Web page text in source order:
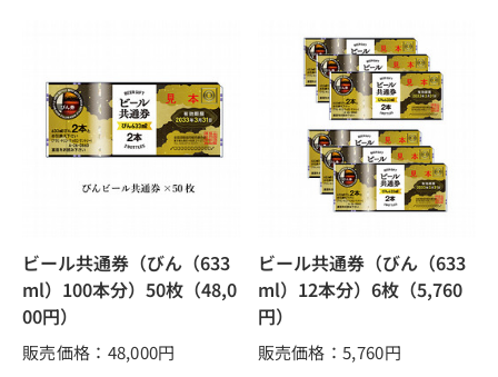
ビール共通券（びん（633
ml）100本分）50枚（48,0
00円）
販売価格：48,000円
ビール共通券（びん（633
ml）12本分）6枚（5,760
円）
販売価格：5,760円